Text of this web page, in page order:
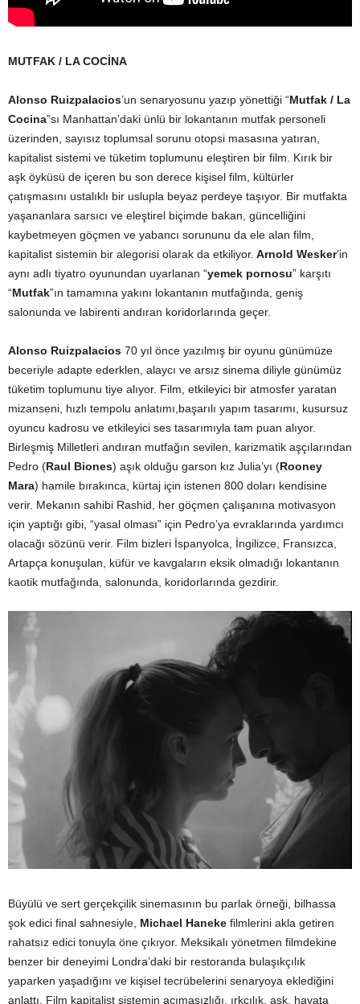
MUTFAK / LA COCİNA
Alonso Ruizpalacios’un senaryosunu yazıp yönettiği “Mutfak / La
Cocina”sı Manhattan’daki ünlü bir lokantanın mutfak personeli
üzerinden, sayısız toplumsal sorunu otopsi masasına yatıran,
kapitalist sistemi ve tüketim toplumunu eleştiren bir film. Kırık bir
aşk öyküsü de içeren bu son derece kişisel film, kültürler
çatışmasını ustalıklı bir uslupla beyaz perdeye taşıyor. Bir mutfakta
yaşananlara sarsıcı ve eleştirel biçimde bakan, güncelliğini
kaybetmeyen göçmen ve yabancı sorununu da ele alan film,
kapitalist sistemin bir alegorisi olarak da etkiliyor. Arnold Wesker’in
aynı adlı tiyatro oyunundan uyarlanan “yemek pornosu” karşıtı
“Mutfak”ın tamamına yakını lokantanın mutfağında, geniş
salonunda ve labirenti andıran koridorlarında geçer.
Alonso Ruizpalacios 70 yıl önce yazılmış bir oyunu günümüze
beceriyle adapte ederklen, alaycı ve arsız sinema diliyle günümüz
tüketim toplumunu tiye alıyor. Film, etkileyici bir atmosfer yaratan
mizanseni, hızlı tempolu anlatımı,başarılı yapım tasarımı, kusursuz
oyuncu kadrosu ve etkileyici ses tasarımıyla tam puan alıyor.
Birleşmiş Milletleri andıran mutfağın sevilen, karizmatik aşçılarından
Pedro (Raul Biones) aşık olduğu garson kız Julia’yı (Rooney
Mara) hamile bırakınca, kürtaj için istenen 800 doları kendisine
verir. Mekanın sahibi Rashid, her göçmen çalışanına motivasyon
için yaptığı gibi, “yasal olması” için Pedro’ya evraklarında yardımcı
olacağı sözünü verir. Film bizleri İspanyolca, İngilizce, Fransızca,
Artapça konuşulan, küfür ve kavgaların eksik olmadığı lokantanın
kaotik mutfağında, salonunda, koridorlarında gezdirir.
Büyülü ve sert gerçekçilik sinemasının bu parlak örneği, bilhassa
şok edici final sahnesiyle, Michael Haneke filmlerini akla getiren
rahatsız edici tonuyla öne çıkıyor. Meksikalı yönetmen filmdekine
benzer bir deneyimi Londra’daki bir restoranda bulaşıkçılık
yaparken yaşadığını ve kişisel tecrübelerini senaryoya eklediğini
anlattı. Film kapitalist sistemin acımasızlığı, ırkçılık, aşk, hayata